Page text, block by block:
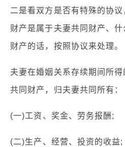
二是看双方是否有特殊的协
财产是属于夫妻共同财产、
财产的话，按照协议来处理。
夫妻在婚姻关系存续期间所
共同财产，归夫妻共同所有：
(一)工资、奖金、劳务报酬;
(二)生产、经营、投资的收益;